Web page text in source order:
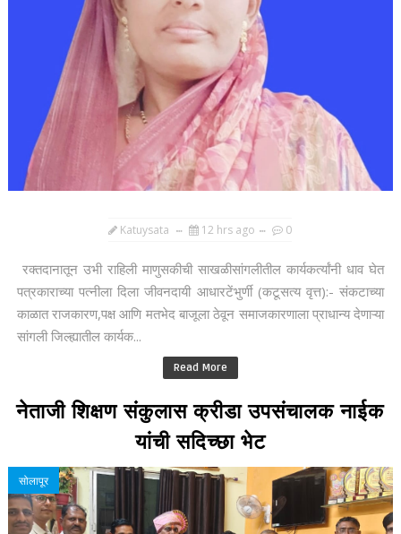
Katuysata 12 hrs ago 0
रक्तदानातून उभी राहिली माणुसकीची साखळीसांगलीतील कार्यकर्त्यांनी धाव घेत
पत्रकाराच्या पत्नीला दिला जीवनदायी आधारटेंभुर्णी (कटूसत्य वृत्त):- संकटाच्या
काळात राजकारण,पक्ष आणि मतभेद बाजूला ठेवून समाजकारणाला प्राधान्य देणाऱ्या
सांगली जिल्ह्यातील कार्यक...
Read More
नेताजी शिक्षण संकुलास क्रीडा उपसंचालक नाईक
यांची सदिच्छा भेट
सोलापूर